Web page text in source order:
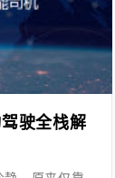
驶全栈解